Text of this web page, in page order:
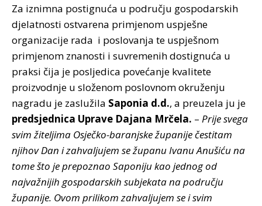
Za iznimna postignuća u području gospodarskih
djelatnosti ostvarena primjenom uspješne
organizacije rada i poslovanja te uspješnom
primjenom znanosti i suvremenih dostignuća u
praksi čija je posljedica povećanje kvalitete
proizvodnje u složenom poslovnom okruženju
nagradu je zaslužila Saponia d.d., a preuzela ju je
predsjednica Uprave Dajana Mrčela. – Prije svega
svim žiteljima Osječko-baranjske županije čestitam
njihov Dan i zahvaljujem se županu Ivanu Anušiću na
tome što je prepoznao Saponiju kao jednog od
najvažnijih gospodarskih subjekata na području
županije. Ovom prilikom zahvaljujem se i svim